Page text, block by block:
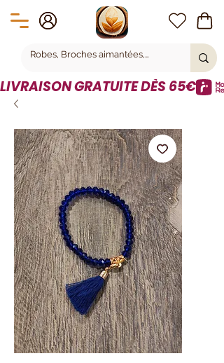
LIVRAISON GRATUITE DÈS 65€